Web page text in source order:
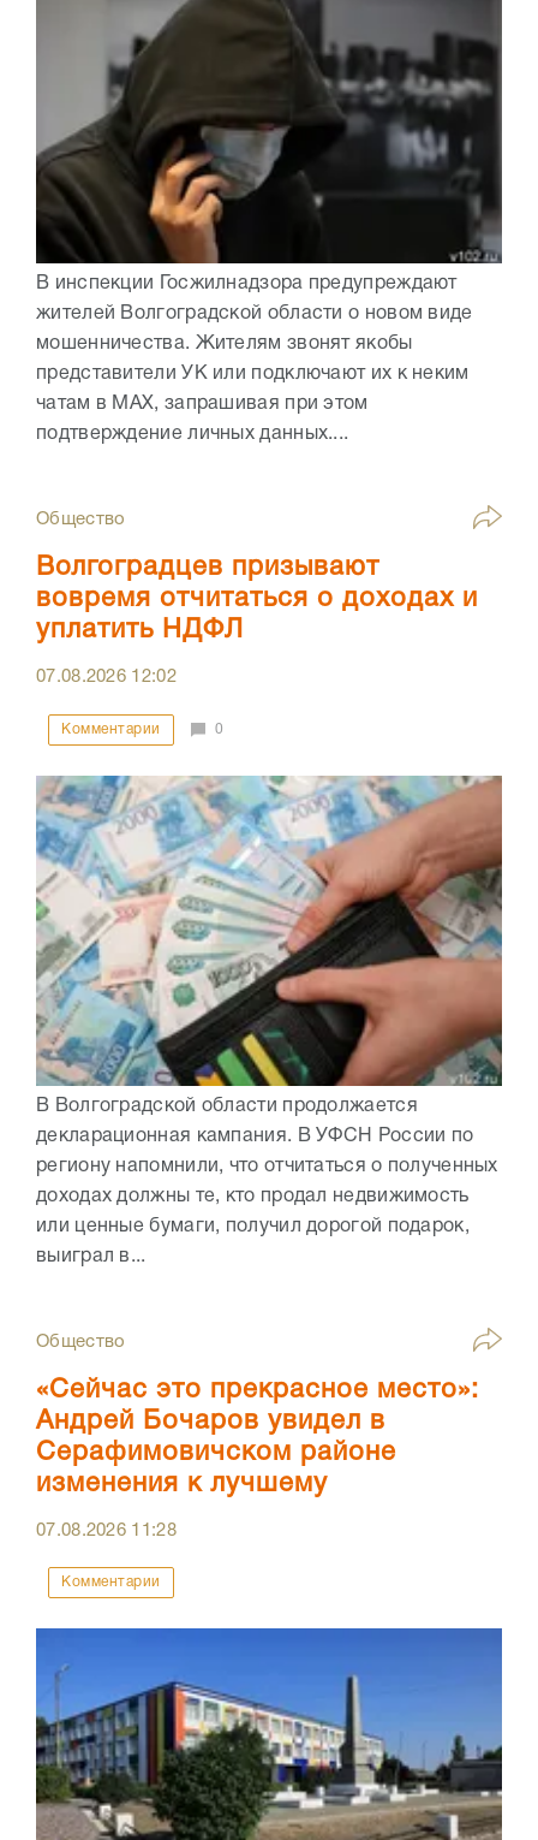
В инспекции Госжилнадзора предупреждают
жителей Волгоградской области о новом виде
мошенничества. Жителям звонят якобы
представители УК или подключают их к неким
чатам в МАХ, запрашивая при этом
подтверждение личных данных....
Общество
Волгоградцев призывают
вовремя отчитаться о доходах и
уплатить НДФЛ
07.08.2026 12:02
Комментарии 0
В Волгоградской области продолжается
декларационная кампания. В УФСН России по
региону напомнили, что отчитаться о полученных
доходах должны те, кто продал недвижимость
или ценные бумаги, получил дорогой подарок,
выиграл в...
Общество
«Сейчас это прекрасное место»:
Андрей Бочаров увидел в
Серафимовичском районе
изменения к лучшему
07.08.2026 11:28
Комментарии